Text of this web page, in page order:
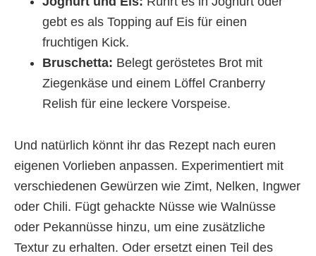
gebt es als Topping auf Eis für einen
fruchtigen Kick.
Bruschetta: Belegt geröstetes Brot mit
Ziegenkäse und einem Löffel Cranberry
Relish für eine leckere Vorspeise.
Und natürlich könnt ihr das Rezept nach euren
eigenen Vorlieben anpassen. Experimentiert mit
verschiedenen Gewürzen wie Zimt, Nelken, Ingwer
oder Chili. Fügt gehackte Nüsse wie Walnüsse
oder Pekannüsse hinzu, um eine zusätzliche
Textur zu erhalten. Oder ersetzt einen Teil des